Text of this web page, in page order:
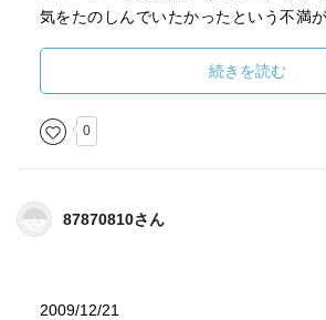
気をたのしんでいたかったという不満
続きを読む
0
87870810さん
2009/12/21